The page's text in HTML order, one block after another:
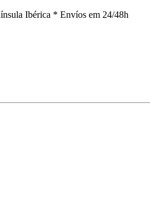
Ibérica * Envíos em 24/48h